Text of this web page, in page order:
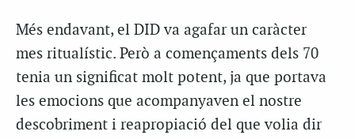
Més endavant, el DID va agafar un caràcter
mes ritualístic. Però a començaments dels 70
tenia un significat molt potent, ja que portava
les emocions que acompanyaven el nostre
descobriment i reapropiació del que volia dir